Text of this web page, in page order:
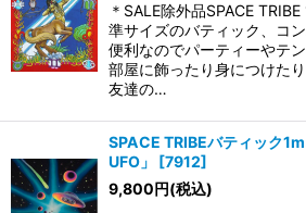
＊SALE除外品SPACE
準サイズのバティック、コ
便利なのでパーティーやテ
部屋に飾ったり身につけた
友達の…
SPACE TRIBEバティック
UFO」
[7912]
9,800円(税込)